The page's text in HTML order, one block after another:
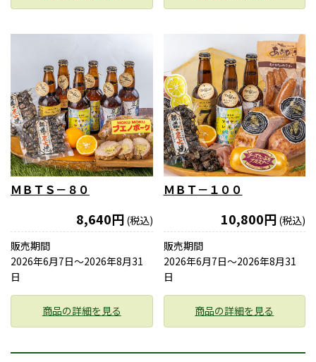
ＭＢＴＳ－８０
8,640円 (税込)
販売期間
2026年6月7日〜2026年8月31
日
商品の詳細を見る
ＭＢＴ－１００
10,800円 (税込)
販売期間
2026年6月7日〜2026年8月31
日
商品の詳細を見る